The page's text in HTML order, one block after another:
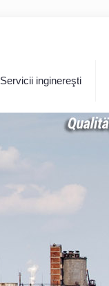
Servicii inginereşti